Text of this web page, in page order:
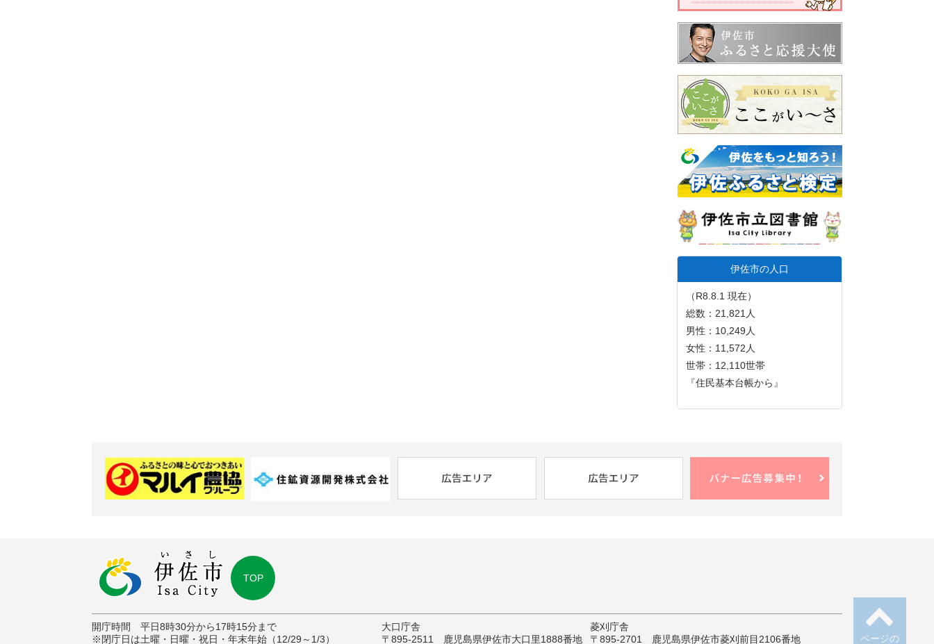
伊佐市の人口
（R8.8.1 現在）
総数：21,821人
男性：10,249人
女性：11,572人
世帯：12,110世帯
『住民基本台帳から』
ページの
TOP
開庁時間 平日8時30分から17時15分まで
※閉庁日は土曜・日曜・祝日・年末年始（12/29～1/3）
大口庁舎
〒895-2511 鹿児島県伊佐市大口里1888番地
菱刈庁舎
〒895-2701 鹿児島県伊佐市菱刈前目2106番地